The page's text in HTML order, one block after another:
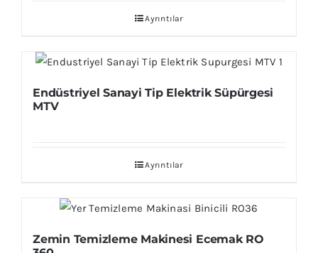
Ayrıntılar
Endüstriyel Sanayi Tip Elektrik Süpürgesi
MTV
Ayrıntılar
Zemin Temizleme Makinesi Ecemak RO